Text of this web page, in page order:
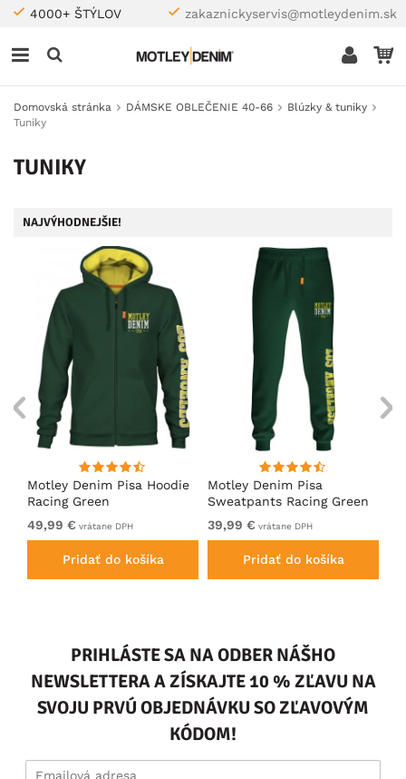
4000+ ŠTÝLOV zakaznickyservis@motleydenim.sk
Domovská stránka DÁMSKE OBLEČENIE 40-66
Blúzky & tuniky
Tuniky
TUNIKY
NAJVÝHODNEJŠIE!
Motley Denim Pisa Hoodie
Racing Green
49,99 € vrátane DPH
Pridať do košíka
Motley Denim Pisa
Sweatpants Racing Green
39,99 € vrátane DPH
Pridať do košíka
PRIHLÁSTE SA NA ODBER NÁŠHO
NEWSLETTERA A ZÍSKAJTE 10 % ZĽAVU NA
SVOJU PRVÚ OBJEDNÁVKU SO ZĽAVOVÝM
KÓDOM!